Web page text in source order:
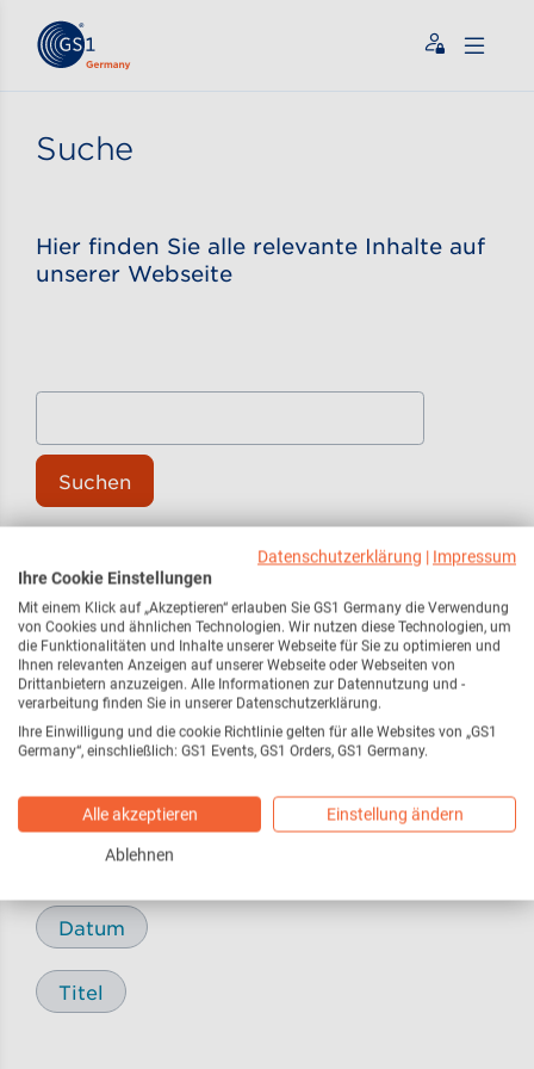
Zum Inhalt gehen
Suche
Hier finden Sie alle relevante Inhalte auf
unserer Webseite
Suchen
Pressemitteilungen /
Pressemeldungen
17
Blog29
Sortieren nach
Relevanz
Datum
Titel
Datenschutzerklärung | Impressum
Ihre Cookie Einstellungen
Mit einem Klick auf „Akzeptieren“ erlauben Sie GS1 Germany die Verwendung
von Cookies und ähnlichen Technologien. Wir nutzen diese Technologien, um
die Funktionalitäten und Inhalte unserer Webseite für Sie zu optimieren und
Ihnen relevanten Anzeigen auf unserer Webseite oder Webseiten von
Drittanbietern anzuzeigen. Alle Informationen zur Datennutzung und -
verarbeitung finden Sie in unserer Datenschutzerklärung.
Ihre Einwilligung und die cookie Richtlinie gelten für alle Websites von „GS1
Germany“, einschließlich: GS1 Events, GS1 Orders, GS1 Germany.
Alle akzeptieren Einstellung ändern
Ablehnen